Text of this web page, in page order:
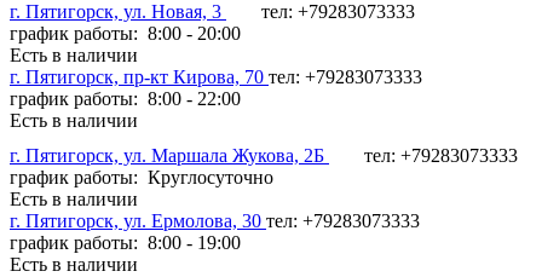
г. Пятигорск, ул. Новая, 3
тел: +79283073333
график работы: 8:00 - 20:00
Есть в наличии
г. Пятигорск, пр-кт Кирова, 70 тел: +79283073333
график работы: 8:00 - 22:00
Есть в наличии
г. Пятигорск, ул. Маршала Жукова, 2Б
тел: +79283073333
график работы: Круглосуточно
Есть в наличии
г. Пятигорск, ул. Ермолова, 30 тел: +79283073333
график работы: 8:00 - 19:00
Есть в наличии